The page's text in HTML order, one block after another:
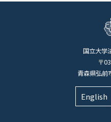
国立大学
〒
青森県弘前
English